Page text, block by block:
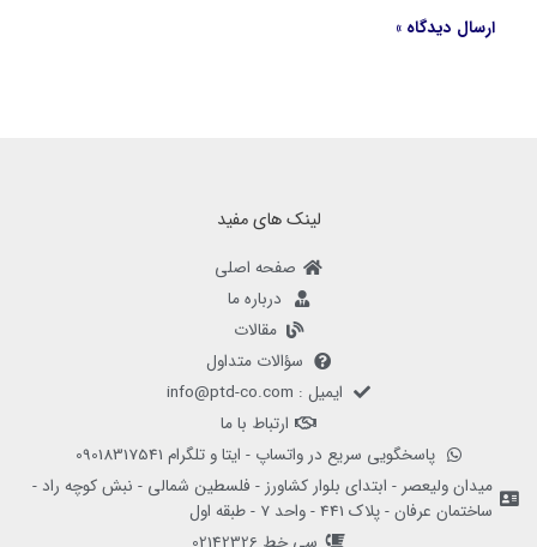
لینک های مفید
صفحه اصلی
درباره ما
مقالات
سؤالات متداول
ایمیل : info@ptd-co.com
ارتباط با ما
پاسخگویی سریع در واتساپ - ایتا و تلگرام 09018317541
میدان ولیعصر - ابتدای بلوار کشاورز - فلسطین شمالی - نبش کوچه راد -
ساختمان عرفان - پلاک 441 - واحد 7 - طبقه اول